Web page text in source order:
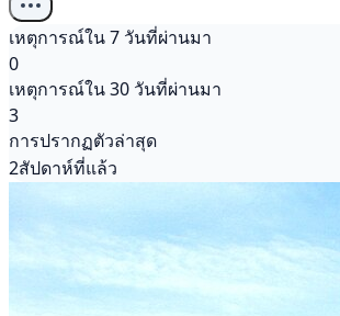
เหตุการณ์ใน 7 วันที่ผ่านมา
0
เหตุการณ์ใน 30 วันที่ผ่านมา
3
การปรากฏตัวล่าสุด
2สัปดาห์ที่แล้ว